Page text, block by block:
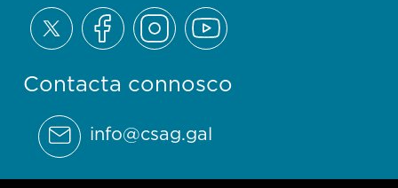
Contacta connosco
info@csag.gal